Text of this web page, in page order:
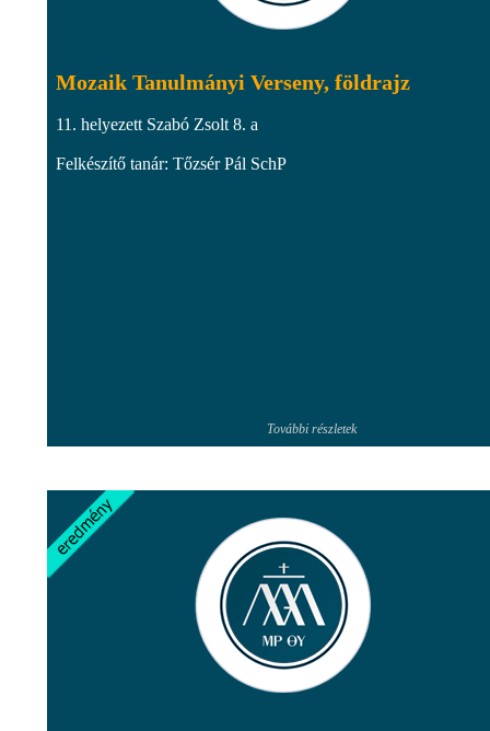
Mozaik Tanulmányi Verseny, földrajz
11. helyezett Szabó Zsolt 8. a
Felkészítő tanár: Tőzsér Pál SchP
További részletek